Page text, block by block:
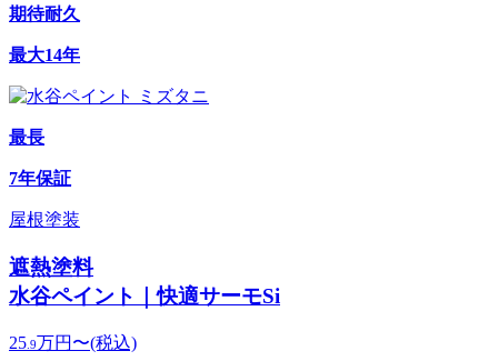
期待耐久
最大14年
最長
7年保証
屋根塗装
遮熱塗料
水谷ペイント｜快適サーモSi
25 .9万円〜(税込)